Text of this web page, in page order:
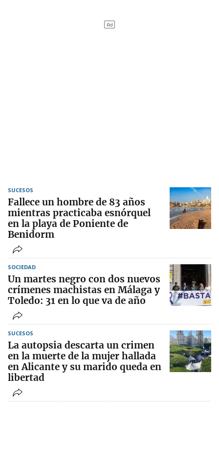
SUCESOS
Fallece un hombre de 83 años
mientras practicaba esnórquel
en la playa de Poniente de
Benidorm
SOCIEDAD
Un martes negro con dos nuevos
crímenes machistas en Málaga y
Toledo: 31 en lo que va de año
SUCESOS
La autopsia descarta un crimen
en la muerte de la mujer hallada
en Alicante y su marido queda en
libertad